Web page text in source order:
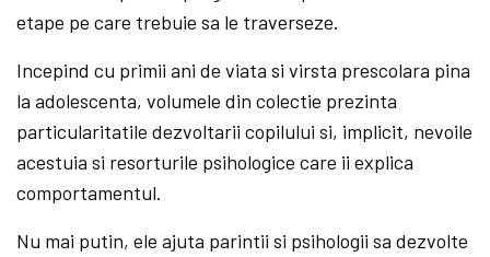
etape pe care trebuie sa le traverseze.
Incepind cu primii ani de viata si virsta prescolara pina
la adolescenta, volumele din colectie prezinta
particularitatile dezvoltarii copilului si, implicit, nevoile
acestuia si resorturile psihologice care ii explica
comportamentul.
Nu mai putin, ele ajuta parintii si psihologii sa dezvolte